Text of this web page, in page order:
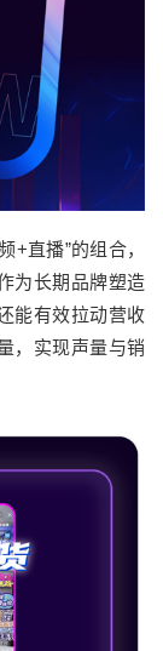
+直播”的组合，
为长期品牌塑造
能有效拉动营收
，实现声量与销